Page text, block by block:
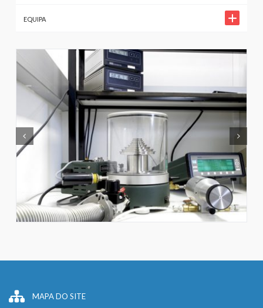
EQUIPA
MAPA DO SITE